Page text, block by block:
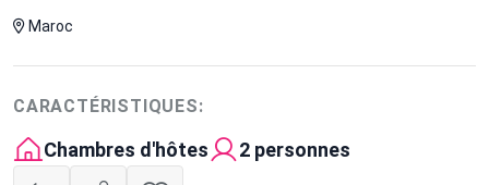
Maroc
CARACTÉRISTIQUES:
Chambres d'hôtes 2 personnes